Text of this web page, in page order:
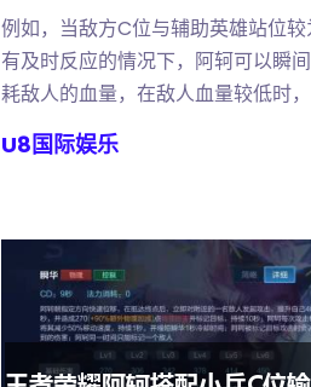
例如，当敌方C位与辅助英雄站位
有及时反应的情况下，阿轲可以瞬
耗敌人的血量，在敌人血量较低时
U8国际娱乐